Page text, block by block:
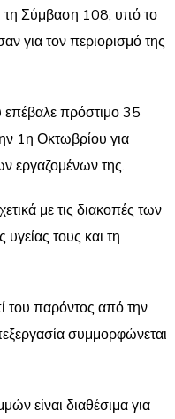
τη Σύμβαση 108, υπό το
για τον περιορισμό της
πρόστιμο 35
1η Οκτωβρίου για
εργαζομένων της.
με τις διακοπές των
τους και τη
του παρόντος από την
συμμορφώνεται
είναι διαθέσιμα για